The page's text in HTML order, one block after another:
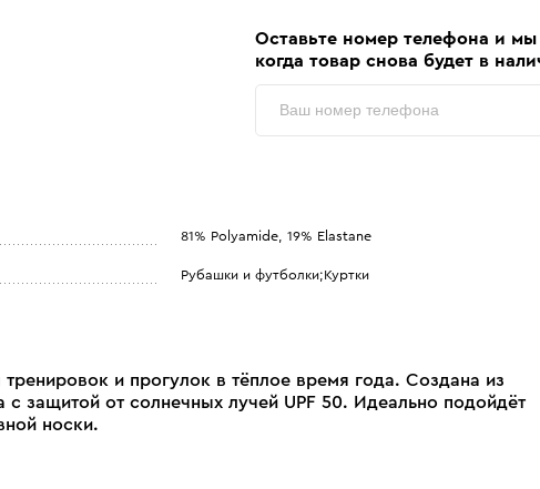
Оставьте номер телефона и
когда товар снова будет в
81% Polyamide, 19% Elastane
Рубашки и футболки;Куртки
и прогулок в тёплое время года. Создана из
защитой от солнечных лучей UPF 50. Идеально подойдёт
носки.